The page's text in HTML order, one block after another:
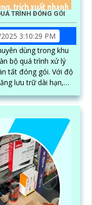
TRÌNH ĐÓNG GÓI
3:10:29 PM
dùng trong khu
bộ quá trình xử lý
gói. Với độ
lưu trữ dài hạn,
thông tin khi cần
hóa